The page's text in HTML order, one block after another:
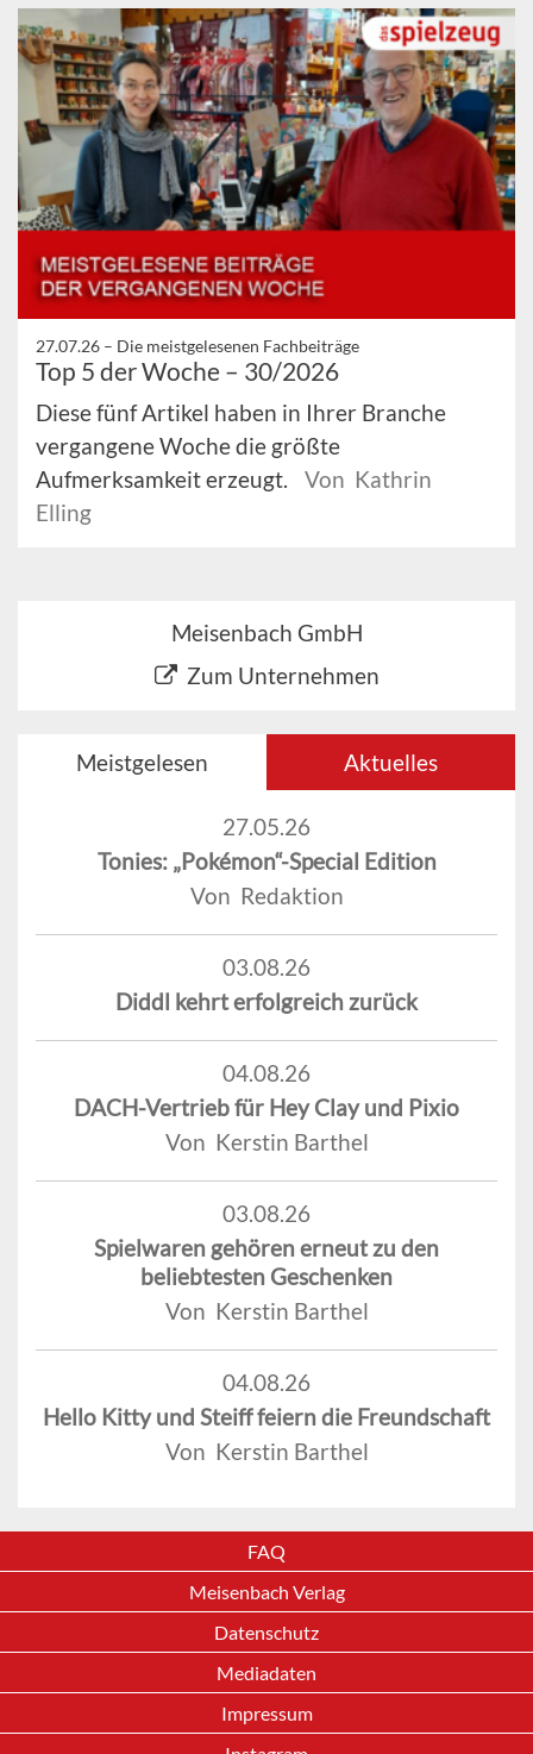
27.07.26 – Die meistgelesenen Fachbeiträge
Top 5 der Woche – 30/2026
Diese fünf Artikel haben in Ihrer Branche
vergangene Woche die größte
Aufmerksamkeit erzeugt.
Von Kathrin
Elling
Meisenbach GmbH
Zum Unternehmen
Meistgelesen Aktuelles
27.05.26
Tonies: „Pokémon“-Special Edition
Von Redaktion
03.08.26
Diddl kehrt erfolgreich zurück
04.08.26
DACH-Vertrieb für Hey Clay und Pixio
Von Kerstin Barthel
03.08.26
Spielwaren gehören erneut zu den
beliebtesten Geschenken
Von Kerstin Barthel
04.08.26
Hello Kitty und Steiff feiern die Freundschaft
Von Kerstin Barthel
FAQ
Meisenbach Verlag
Datenschutz
Mediadaten
Impressum